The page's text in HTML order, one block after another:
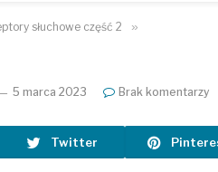
słuchowe część 2 »
5 marca 2023 Brak komentarzy
Twitter